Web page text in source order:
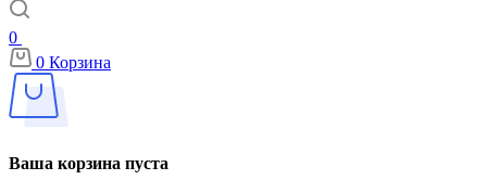
0
0 Корзина
Ваша корзина пуста